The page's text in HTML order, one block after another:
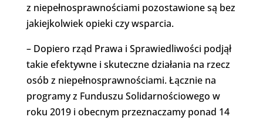
z niepełnosprawnościami pozostawione są bez
jakiejkolwiek opieki czy wsparcia.
– Dopiero rząd Prawa i Sprawiedliwości podjął
takie efektywne i skuteczne działania na rzecz
osób z niepełnosprawnościami. Łącznie na
programy z Funduszu Solidarnościowego w
roku 2019 i obecnym przeznaczamy ponad 14